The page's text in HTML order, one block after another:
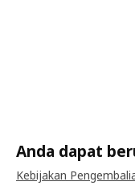
Anda dapat
Kebijakan